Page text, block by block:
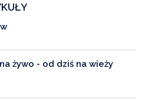
żywo - od dziś na wieży